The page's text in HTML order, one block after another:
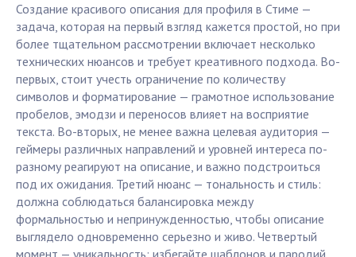
Создание красивого описания для профиля в Стиме —
задача, которая на первый взгляд кажется простой, но при
более тщательном рассмотрении включает несколько
технических нюансов и требует креативного подхода. Во-
первых, стоит учесть ограничение по количеству
символов и форматирование — грамотное использование
пробелов, эмодзи и переносов влияет на восприятие
текста. Во-вторых, не менее важна целевая аудитория —
геймеры различных направлений и уровней интереса по-
разному реагируют на описание, и важно подстроиться
под их ожидания. Третий нюанс — тональность и стиль:
должна соблюдаться балансировка между
формальностью и непринужденностью, чтобы описание
выглядело одновременно серьезно и живо. Четвертый